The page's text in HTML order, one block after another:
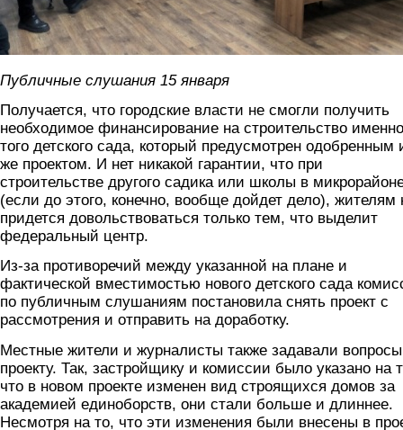
Публичные слушания 15 января
Получается, что городские власти не смогли получить
необходимое финансирование на строительство именно
того детского сада, который предусмотрен одобренным
же проектом. И нет никакой гарантии, что при
строительстве другого садика или школы в
(если до этого, конечно, вообще дойдет дело), жителям
придется довольствоваться только тем, что выделит
федеральный центр.
Из-за противоречий между указанной на плане и
фактической вместимостью нового детского сада
по публичным слушаниям постановила снять проект с
рассмотрения и отправить на доработку.
Местные жители и журналисты также задавали
проекту. Так, застройщику и комиссии было указано на
что в новом проекте изменен вид строящихся домов за
академией единоборств, они стали больше и длиннее.
Несмотря на то, что эти изменения были внесены в